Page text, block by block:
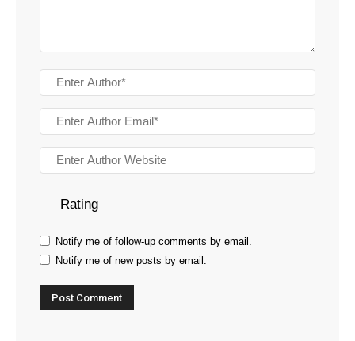
Rating
Notify me of follow-up comments by email.
Notify me of new posts by email.